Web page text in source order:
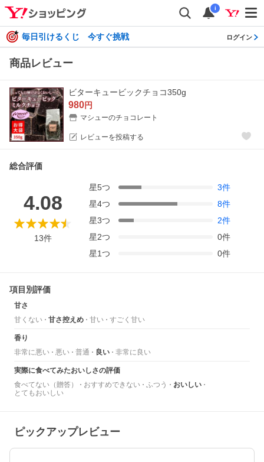
i
毎日引けるくじ 今すぐ挑戦 ログイン
商品レビュー
ビターキュービックチョコ350g
980円
マシューのチョコレート
レビューを投稿する
総合評価
4.08
13件
星5つ 3件
星4つ 8件
星3つ 2件
星2つ 0件
星1つ 0件
項目別評価
甘さ
甘くない
甘さ控えめ 甘い すごく甘い
香り
非常に悪い
悪い 普通 良い 非常に良い
実際に食べてみたおいしさの評価
食べてない（贈答）
おすすめできない ふつう
おいしい
とてもおいしい
ピックアップレビュー